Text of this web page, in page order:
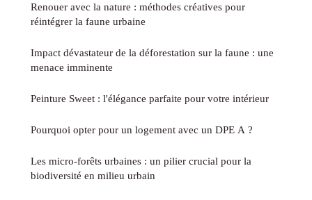
Renouer avec la nature : méthodes créatives pour
réintégrer la faune urbaine
Impact dévastateur de la déforestation sur la faune : une
menace imminente
Peinture Sweet : l'élégance parfaite pour votre intérieur
Pourquoi opter pour un logement avec un DPE A ?
Les micro-forêts urbaines : un pilier crucial pour la
biodiversité en milieu urbain